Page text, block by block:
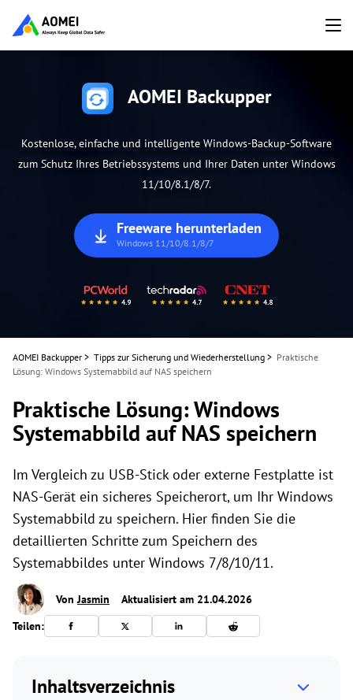
AOMEI Backupper
Kostenlose, einfache und intelligente Windows-Backup-Software
zum Schutz Ihres Betriebssystems und Ihrer Daten unter Windows
11/10/8.1/8/7.
Freeware herunterladen
Windows 11/10/8.1/8/7
AOMEI Backupper > Tipps zur Sicherung und Wiederherstellung > Praktische
Lösung: Windows Systemabbild auf NAS speichern
Praktische Lösung: Windows
Systemabbild auf NAS speichern
Im Vergleich zu USB-Stick oder externe Festplatte ist
NAS-Gerät ein sicheres Speicherort, um Ihr Windows
Systemabbild zu speichern. Hier finden Sie die
detaillierten Schritte zum Speichern des
Systemabbildes unter Windows 7/8/10/11.
VonJasmin
Aktualisiert am 21.04.2026
Teilen:
Inhaltsverzeichnis